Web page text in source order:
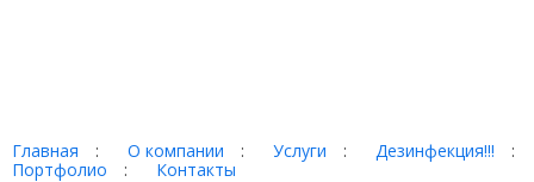
Главная : О компании : Услуги : Дезинфекция!!!
:
Портфолио
: Контакты